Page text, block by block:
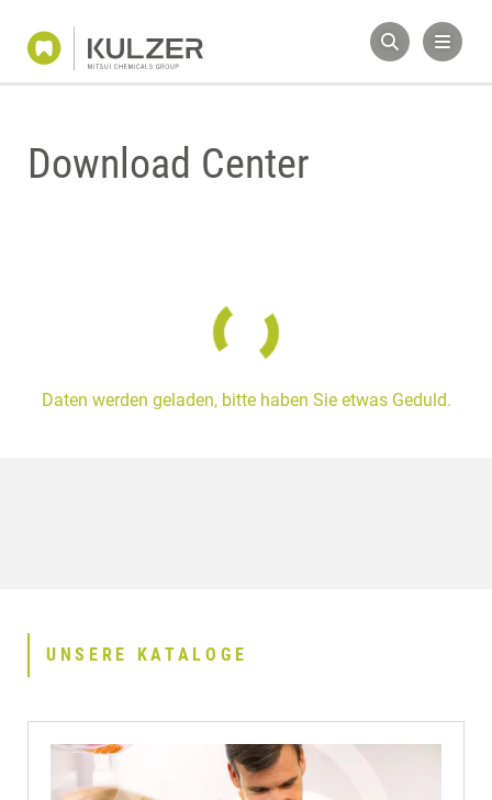
Download Center
Daten werden geladen, bitte haben Sie etwas Geduld.
UNSERE KATALOGE